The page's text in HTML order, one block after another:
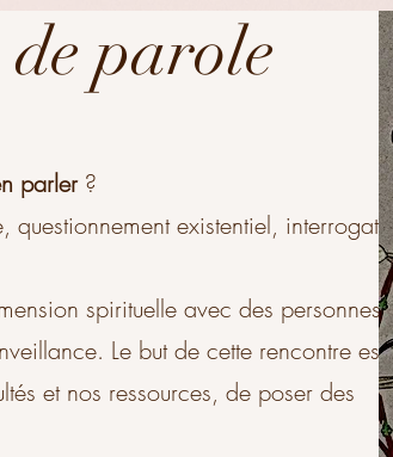
parole
parler?
existentiel,
spirituelle avec des personnes
Le but de cette rencontre est
et nos ressources, de poser des